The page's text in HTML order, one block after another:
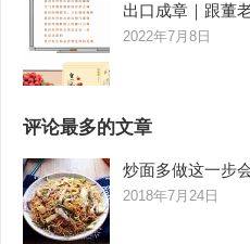
出口成章｜跟董
2022年7月8日
评论最多的文章
炒面多做这一步
2018年7月24日